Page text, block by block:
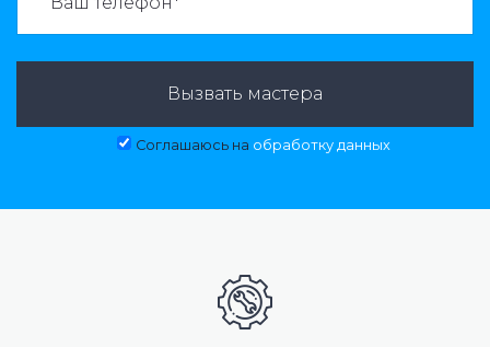
Вызвать мастера
Соглашаюсь на обработку данных